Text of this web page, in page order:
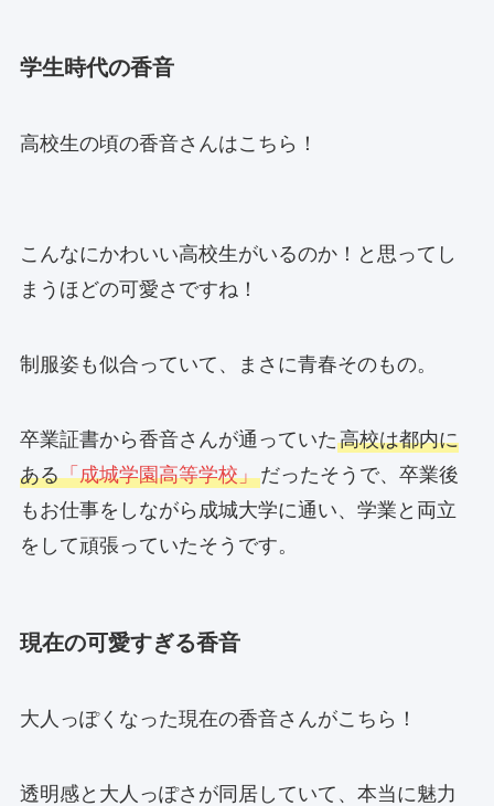
学生時代の香音
高校生の頃の香音さんはこちら！
こんなにかわいい高校生がいるのか！と思ってし
まうほどの可愛さですね！
制服姿も似合っていて、まさに青春そのもの。
卒業証書から香音さんが通っていた高校は都内に
ある「成城学園高等学校」だったそうで、卒業後
もお仕事をしながら成城大学に通い、学業と両立
をして頑張っていたそうです。
現在の可愛すぎる香音
大人っぽくなった現在の香音さんがこちら！
透明感と大人っぽさが同居していて、本当に魅力